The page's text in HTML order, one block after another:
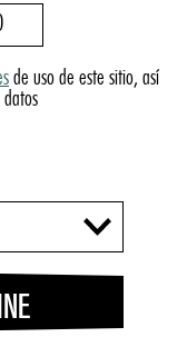
de uso de este sitio, así